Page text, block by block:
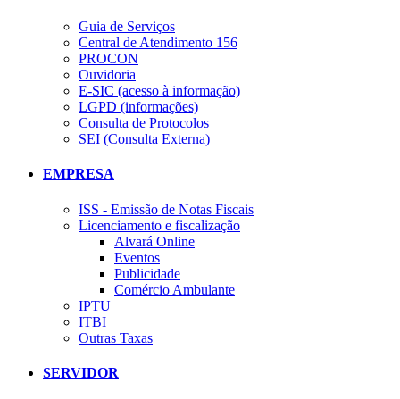
Guia de Serviços
Central de Atendimento 156
PROCON
Ouvidoria
E-SIC (acesso à informação)
LGPD (informações)
Consulta de Protocolos
SEI (Consulta Externa)
EMPRESA
ISS - Emissão de Notas Fiscais
Licenciamento e fiscalização
Alvará Online
Eventos
Publicidade
Comércio Ambulante
IPTU
ITBI
Outras Taxas
SERVIDOR